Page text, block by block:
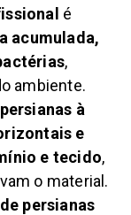
é
acumulada,
,
ambiente.
à
e
e tecido,
o material.
persianas